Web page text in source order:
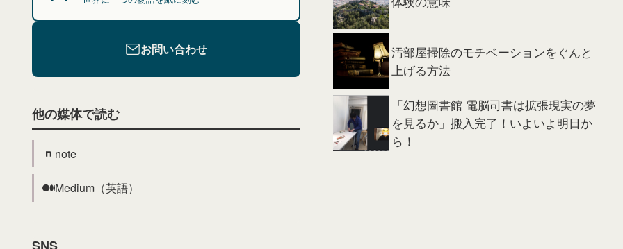
お問い合わせ
他の媒体で読む
note
Medium（英語）
汚部屋掃除のモチベーションをぐんと
上げる方法
「幻想圖書館 電脳司書は拡張現実の夢
を見るか」搬入完了！いよいよ明日か
ら！